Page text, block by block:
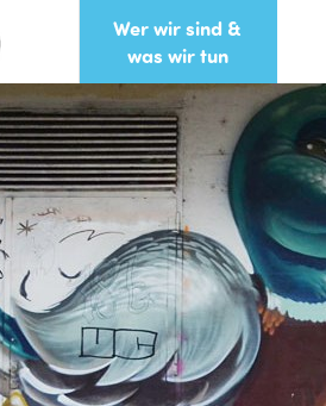
Wer wir sind &
was wir tun